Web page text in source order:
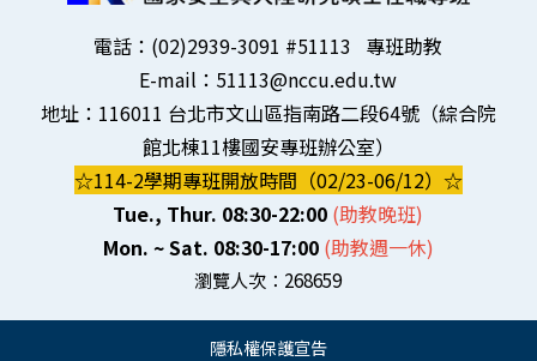
電話：(02)2939-3091 #51113 專班助教
E-mail：51113@nccu.edu.tw
地址：116011 台北市文山區指南路二段64號（綜合院
館北棟11樓國安專班辦公室）
☆114-2學期專班開放時間（02/23-06/12）☆
Tue., Thur. 08:30-22:00 (助教晚班)
Mon. ~ Sat. 08:30-17:00 (助教週一休)
瀏覽人次： 268659
隱私權保護宣告